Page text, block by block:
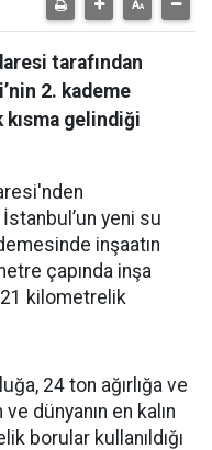
tarafından
2. kademe
gelindiği
İstanbul’un yeni su
inşaatın
çapında inşa
kilometrelik
24 ton ağırlığa ve
dünyanın en kalın
borular kullanıldığı